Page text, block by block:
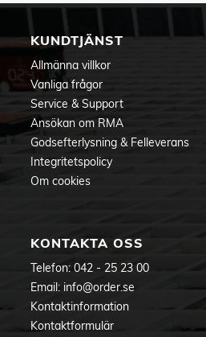
KUNDTJÄNST
Allmänna villkor
Vanliga frågor
Service & Support
Ansökan om RMA
Godsefterlysning & Felleverans
Integritetspolicy
Om cookies
KONTAKTA OSS
Telefon: 042 - 25 23 00
Email: info@order.se
Kontaktinformation
Kontaktformulär